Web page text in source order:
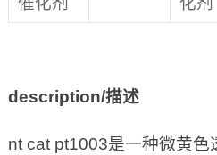
description/描述
nt cat pt1003是一种微黄色